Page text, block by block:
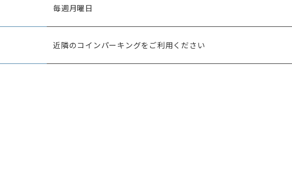
毎週月曜日
近隣のコインパーキングをご利用ください